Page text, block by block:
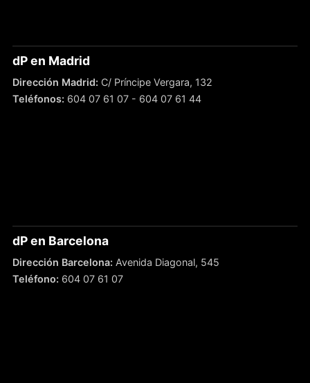
dP en Madrid
Dirección Madrid: C/ Príncipe Vergara, 132
Teléfonos: 604 07 61 07- 604 07 61 44
dP en Barcelona
Dirección Barcelona: Avenida Diagonal, 545
Teléfono: 604 07 61 07